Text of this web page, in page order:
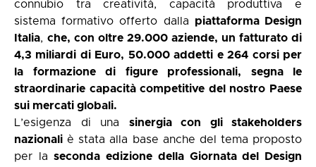
connubio tra creatività, capacità produttiva e
sistema formativo offerto dalla piattaforma Design
Italia, che, con oltre 29.000 aziende, un fatturato di
4,3 miliardi di Euro, 50.000 addetti e 264 corsi per
la formazione di figure professionali, segna le
straordinarie capacità competitive del nostro Paese
sui mercati globali.
L’esigenza di una sinergia con gli stakeholders
nazionali è stata alla base anche del tema proposto
per laseconda edizione della Giornata del Design